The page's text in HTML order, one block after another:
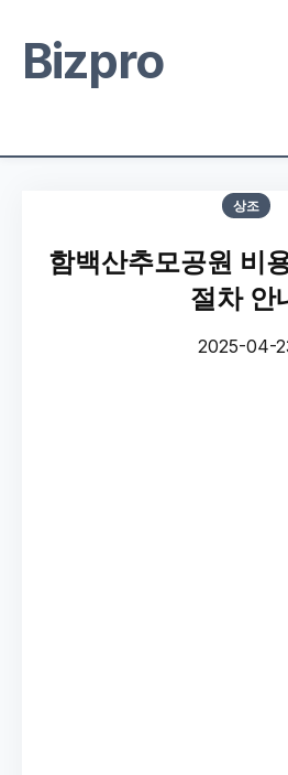
Bizpro
상조
함백산추모공원 비
절차 안
2025-04-